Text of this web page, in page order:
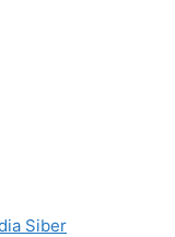
Siber